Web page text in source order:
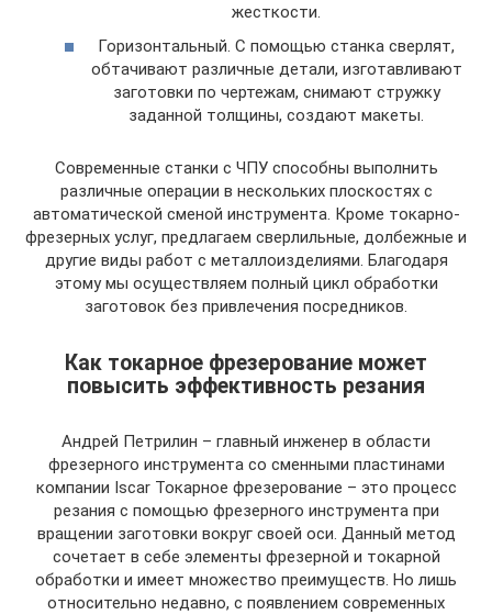
жесткости.
Горизонтальный. С помощью станка сверлят,
обтачивают различные детали, изготавливают
заготовки по чертежам, снимают стружку
заданной толщины, создают макеты.
Современные станки с ЧПУ способны выполнить
различные операции в нескольких плоскостях с
автоматической сменой инструмента. Кроме токарно-
фрезерных услуг, предлагаем сверлильные, долбежные и
другие виды работ с металлоизделиями. Благодаря
этому мы осуществляем полный цикл обработки
заготовок без привлечения посредников.
Как токарное фрезерование может
повысить эффективность резания
Андрей Петрилин – главный инженер в области
фрезерного инструмента со сменными пластинами
компании Iscar Токарное фрезерование – это процесс
резания с помощью фрезерного инструмента при
вращении заготовки вокруг своей оси. Данный метод
сочетает в себе элементы фрезерной и токарной
обработки и имеет множество преимуществ. Но лишь
относительно недавно, с появлением современных